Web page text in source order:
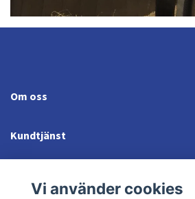
Om oss
Kundtjänst
Vi använder cookies